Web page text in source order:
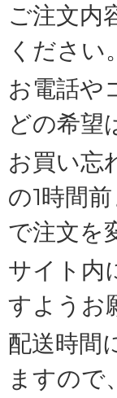
ご注文内
ください
お電話や
どの希望
お買い忘
の1時間
で注文を
サイト内
すようお
配送時間
ますので